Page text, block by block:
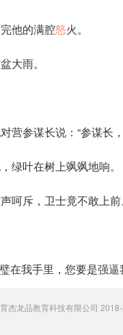
他的满腔怒火。
大雨。
营参谋长说：“参谋长
绿叶在树上飒飒地响。
呵斥，卫士竟不敢上前
在我手里，您要是强
杰龙品教育科技有限公司